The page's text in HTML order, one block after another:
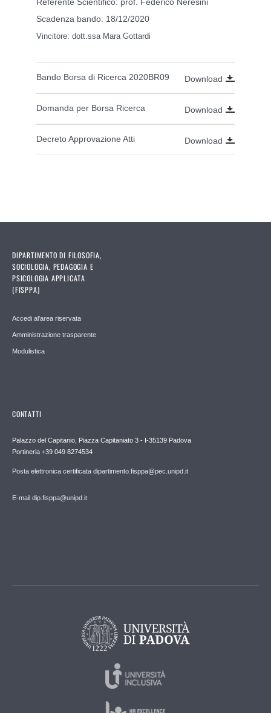
Scadenza bando: 18/12/2020
Vincitore: dott.ssa Mara Gottardi
Bando Borsa di Ricerca 2020BR09 Download
Domanda per Borsa Ricerca Download
Decreto Approvazione Atti Download
DIPARTIMENTO DI FILOSOFIA,
SOCIOLOGIA, PEDAGOGIA E
PSICOLOGIA APPLICATA
(FISPPA)
Accedi al'area riservata
Amministrazione trasparente
Modulistica
CONTATTI
Palazzo del Capitanio, Piazza Capitaniato 3 - I-35139 Padova
Portineria +39 049 8274534
Posta elettronica certificata dipartimento.fisppa@pec.unipd.it
E-mail dip.fisppa@unipd.it